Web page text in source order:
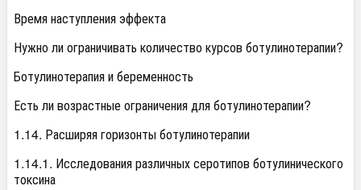
Время наступления эффекта
Нужно ли ограничивать количество курсов ботулинотерапии?
Ботулинотерапия и беременность
Есть ли возрастные ограничения для ботулинотерапии?
1.14. Расширяя горизонты ботулинотерапии
1.14.1. Исследования различных серотипов ботулинического
токсина